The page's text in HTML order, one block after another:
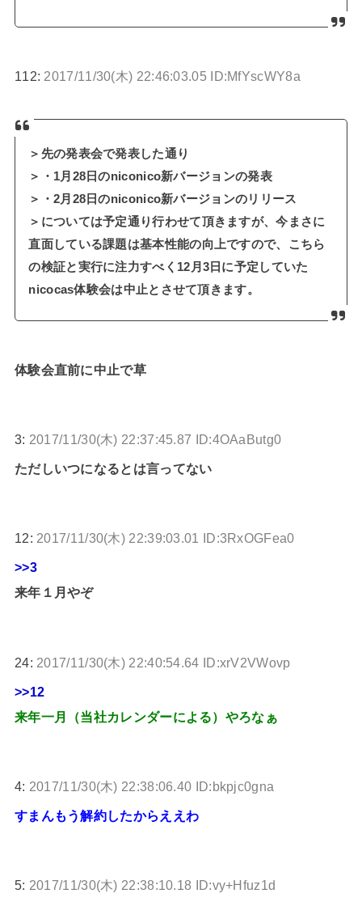
112: 2017/11/30(木) 22:46:03.05 ID:MfYscWY8a
＞先の発表会で発表した通り
＞・1月28日のniconico新バージョンの発表
＞・2月28日のniconico新バージョンのリリース
＞については予定通り行わせて頂きますが、今まさに
直面している課題は基本性能の向上ですので、こちら
の検証と実行に注力すべく12月3日に予定していた
nicocas体験会は中止とさせて頂きます。
体験会直前に中止で草
3: 2017/11/30(木) 22:37:45.87 ID:4OAaButg0
ただしいつになるとは言ってない
12: 2017/11/30(木) 22:39:03.01 ID:3RxOGFea0
>>3
来年１月やぞ
24: 2017/11/30(木) 22:40:54.64 ID:xrV2VWovp
>>12
来年一月（当社カレンダーによる）やろなぁ
4: 2017/11/30(木) 22:38:06.40 ID:bkpjc0gna
すまんもう解約したからええわ
5: 2017/11/30(木) 22:38:10.18 ID:vy+Hfuz1d